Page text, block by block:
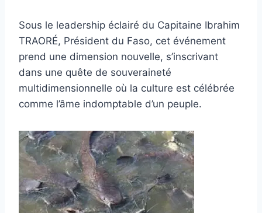
Sous le leadership éclairé du Capitaine Ibrahim
TRAORÉ, Président du Faso, cet événement
prend une dimension nouvelle, s’inscrivant
dans une quête de souveraineté
multidimensionnelle où la culture est célébrée
comme l’âme indomptable d’un peuple.